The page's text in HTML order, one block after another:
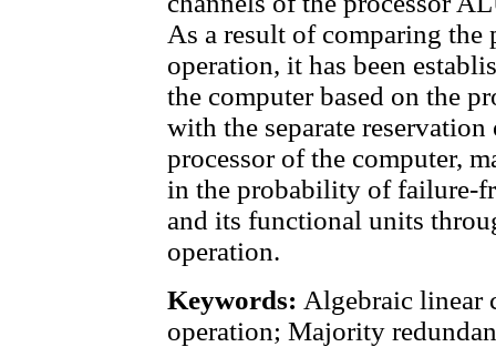
As a result of comparing
operation, it has been
the computer based on the
with the separate
processor of the computer,
in the probability of failure-
and its functional units
operation.
Keywords: Algebraic linear
operation; Majority